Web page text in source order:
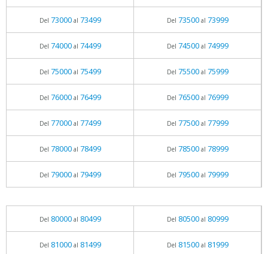
Del 73000al 73499 Del 73500al 73999
Del 74000al 74499 Del 74500al 74999
Del 75000al 75499 Del 75500al 75999
Del 76000al 76499 Del 76500al 76999
Del 77000al 77499 Del 77500al 77999
Del 78000al 78499 Del 78500al 78999
Del 79000al 79499 Del 79500al 79999
Del 80000al 80499 Del 80500al 80999
Del 81000al 81499 Del 81500al 81999